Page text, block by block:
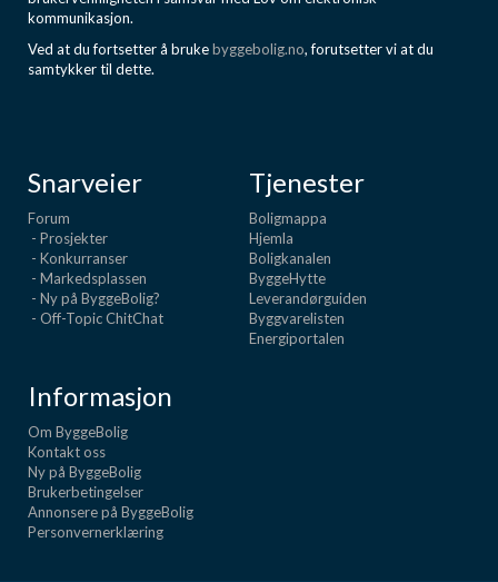
kommunikasjon.
Ved at du fortsetter å brukebyggebolig.no, forutsetter vi at du
samtykker til dette.
Snarveier
Forum
- Prosjekter
- Konkurranser
- Markedsplassen
- Ny på ByggeBolig?
- Off-Topic ChitChat
Tjenester
Boligmappa
Hjemla
Boligkanalen
ByggeHytte
Leverandørguiden
Byggvarelisten
Energiportalen
Informasjon
Om ByggeBolig
Kontakt oss
Ny på ByggeBolig
Brukerbetingelser
Annonsere på ByggeBolig
Personvernerklæring